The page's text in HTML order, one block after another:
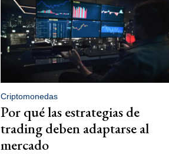
Criptomonedas
Por qué las estrategias de
trading deben adaptarse al
mercado